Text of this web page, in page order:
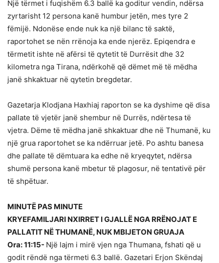
Një tërmet i fuqishëm 6.3 ballë ka goditur vendin, ndërsa
zyrtarisht 12 persona kanë humbur jetën, mes tyre 2
fëmijë. Ndonëse ende nuk ka një bilanc të saktë,
raportohet se nën rrënoja ka ende njerëz. Epiqendra e
tërmetit ishte në afërsi të qytetit të Durrësit dhe 32
kilometra nga Tirana, ndërkohë që dëmet më të mëdha
janë shkaktuar në qytetin bregdetar.
Gazetarja Klodjana Haxhiaj raporton se ka dyshime që disa
pallate të vjetër janë shembur në Durrës, ndërtesa të
vjetra. Dëme të mëdha janë shkaktuar dhe në Thumanë, ku
një grua raportohet se ka ndërruar jetë. Po ashtu banesa
dhe pallate të dëmtuara ka edhe në kryeqytet, ndërsa
shumë persona kanë mbetur të plagosur, në tentativë për
të shpëtuar.
MINUTË PAS MINUTE
KRYEFAMILJARI NXIRRET I GJALLË NGA RRËNOJAT E
PALLATIT NË THUMANË, NUK MBIJETON GRUAJA
Ora: 11:15- Një lajm i mirë vjen nga Thumana, fshati që u
godit rëndë nga tërmeti 6.3 ballë. Gazetari Erjon Skëndaj